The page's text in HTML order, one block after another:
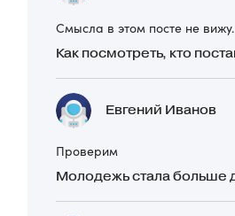
Смысла в этом посте не вижу.
Евгений Иванов
Проверим